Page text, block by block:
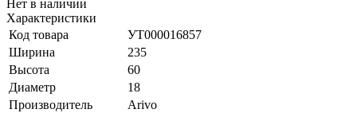
Нет в наличии
Характеристики
Код товара
УТ000016857
Ширина
235
Высота
60
Диаметр
18
Производитель
Arivo